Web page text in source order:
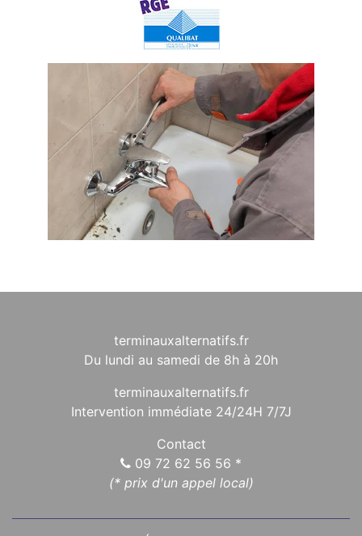
terminauxalternatifs.fr
Du lundi au samedi de 8h à 20h
terminauxalternatifs.fr
Intervention immédiate 24/24H 7/7J
Contact
09 72 62 56 56 *
(* prix d'un appel local)